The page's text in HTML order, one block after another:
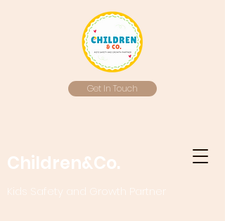
Get In Touch
Children&Co.
Kids Safety and Growth Partner